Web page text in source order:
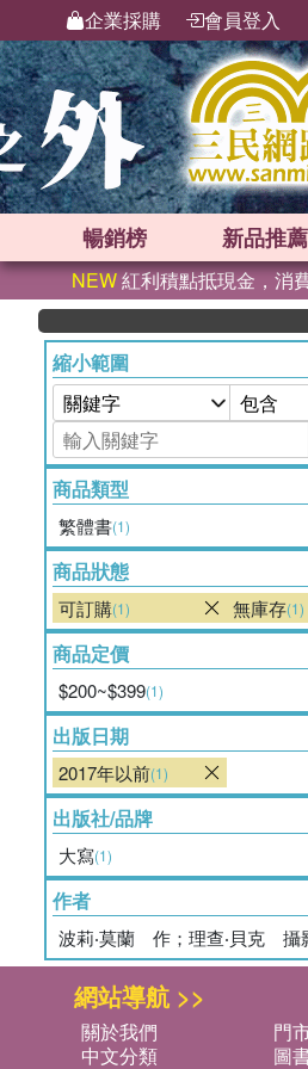
企業採購 會員登入
暢銷榜 新品推薦
NEW紅利積點抵現金，消
縮小範圍
商品類型
繁體書(1)
商品狀態
可訂購(1) 無庫存(1)
商品定價
$200~$399(1)
出版日期
2017年以前(1)
出版社/品牌
大寫(1)
作者
波莉‧莫蘭 作；理查‧貝克 攝
網站導航 >>
關於我們 門
中文分類
圖